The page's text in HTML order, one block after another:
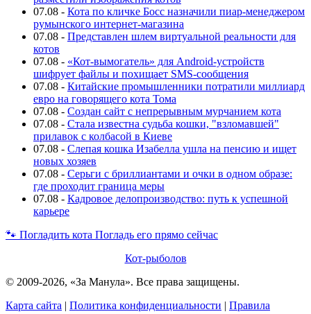
07.08 - Кота по кличке Босс назначили пиар-менеджером
румынского интернет-магазина
07.08 - Представлен шлем виртуальной реальности для
котов
07.08 - «Кот-вымогатель» для Android-устройств
шифрует файлы и похищает SMS-сообщения
07.08 - Китайские промышленники потратили миллиард
евро на говорящего кота Тома
07.08 - Создан сайт с непрерывным мурчанием кота
07.08 - Стала известна судьба кошки, "взломавшей"
прилавок с колбасой в Киеве
07.08 - Слепая кошка Изабелла ушла на пенсию и ищет
новых хозяев
07.08 - Серьги с бриллиантами и очки в одном образе:
где проходит граница меры
07.08 - Кадровое делопроизводство: путь к успешной
карьере
🐾 Погладить кота Погладь его прямо сейчас
Кот-рыболов
© 2009-2026, «За Манула». Все права защищены.
Карта сайта | Политика конфиденциальности | Правила